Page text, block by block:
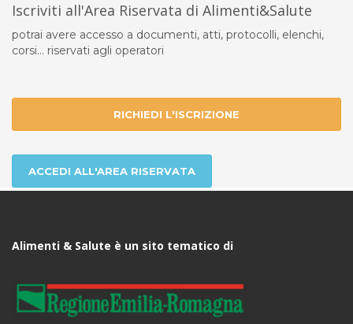
Iscriviti all'Area Riservata di Alimenti&Salute
potrai avere accesso a documenti, atti, protocolli, elenchi,
corsi... riservati agli operatori
RICHIEDI L'ISCRIZIONE
ACCEDI ALL'AREA RISERVATA
Alimenti & Salute è un sito tematico di